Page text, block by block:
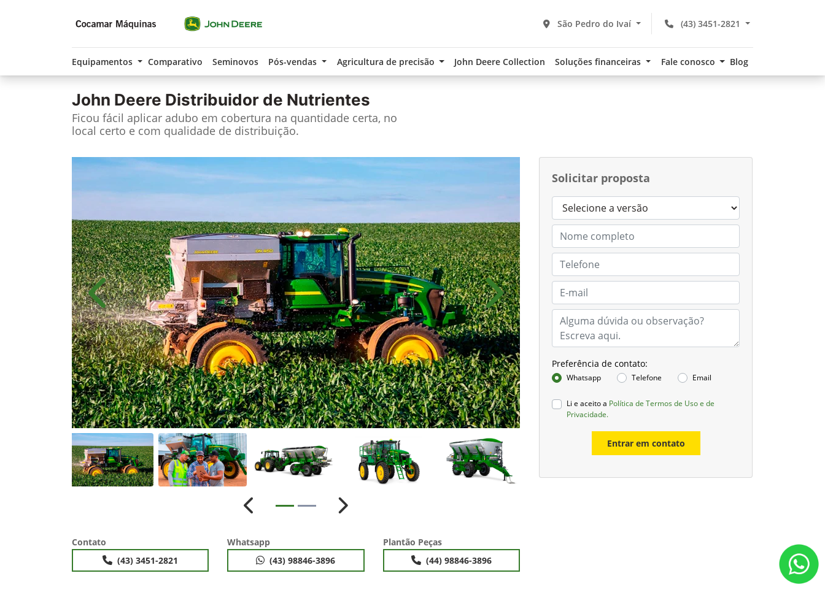
(43) 3451-2821
São Pedro do Ivaí
Equipamentos Comparativo Seminovos Pós-vendas Agricultura de precisão John Deere Collection Soluções financeiras Fale conosco Blog
John Deere Distribuidor de Nutrientes
Ficou fácil aplicar adubo em cobertura na quantidade certa, no
local certo e com qualidade de distribuição.
Solicitar proposta
Preferência de contato:
Whatsapp Telefone Email
Li e aceito a Política de Termos de Uso e de
Privacidade.
Entrar em contato
Anterior Próximo
Anterior Próximo
Contato
(43) 3451-2821
Whatsapp
(43) 98846-3896
Plantão Peças
(44) 98846-3896